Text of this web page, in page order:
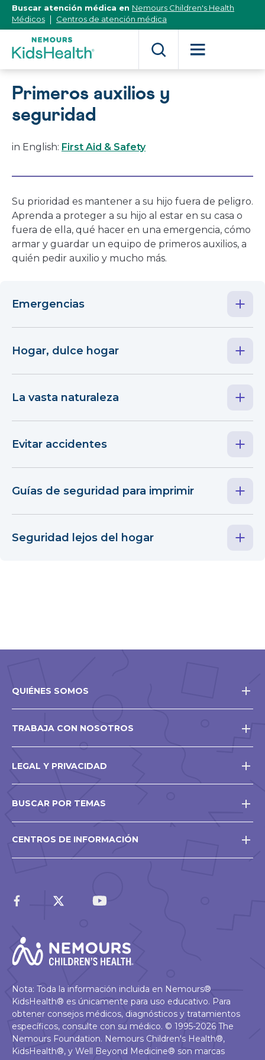
[Skip
Content]
Buscar atención médica en Nemours Children's Health
Médicos
Centros de atención médica
Primeros auxilios y
seguridad
in English: First Aid & Safety
Su prioridad es mantener a su hijo fuera de peligro.
Aprenda a proteger a su hijo al estar en su casa o
fuera de ella, qué hacer en una emergencia, cómo
armar y guardar un equipo de primeros auxilios, a
quién pedir auxilio y mucho más.
Emergencias
Hogar, dulce hogar
La vasta naturaleza
Evitar accidentes
Guías de seguridad para imprimir
Seguridad lejos del hogar
QUIÉNES SOMOS
TRABAJA CON NOSOTROS
LEGAL Y PRIVACIDAD
BUSCAR POR TEMAS
CENTROS DE INFORMACIÓN
Nota: Toda la información incluida en Nemours®
KidsHealth® es únicamente para uso educativo. Para
obtener consejos médicos, diagnósticos y tratamientos
específicos, consulte con su médico. © 1995-2026 The
Nemours Foundation. Nemours Children's Health®,
KidsHealth®, y Well Beyond Medicine® son marcas